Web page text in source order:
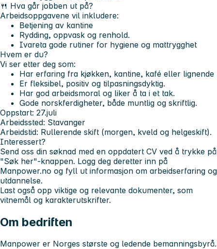
🍴 Hva går jobben ut på?
Arbeidsoppgavene vil inkludere:
Betjening av kantine
Rydding, oppvask og renhold.
Ivareta gode rutiner for hygiene og mattrygghet
Hvem er du?
Vi ser etter deg som:
Har erfaring fra kjøkken, kantine, kafé eller lignende
Er fleksibel, positiv og tilpasningsdyktig.
Har god arbeidsmoral og liker å ta i et tak.
Gode norskferdigheter, både muntlig og skriftlig.
Oppstart: 27.juli
Arbeidssted: Stavanger
Arbeidstid: Rullerende skift (morgen, kveld og helgeskift).
Interessert?
Send oss din søknad med en oppdatert CV ved å trykke på
"Søk her"-knappen. Logg deg deretter inn på
Manpower.no og fyll ut informasjon om arbeidserfaring og
utdannelse.
Last også opp viktige og relevante dokumenter, som
vitnemål og karakterutskrifter.
Om bedriften
Manpower er Norges største og ledende bemanningsbyrå.